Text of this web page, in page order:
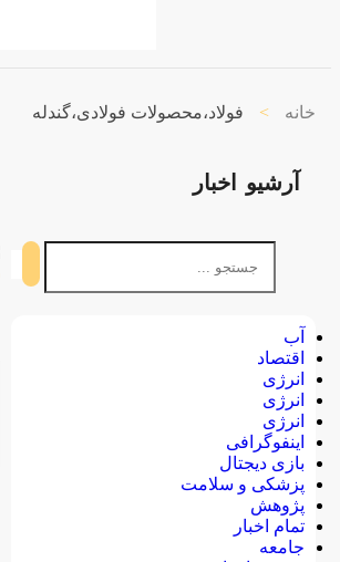
خانه > فولاد،محصولات فولادی،گندله
آرشیو اخبار
آب
اقتصاد
انرژی
انرژی
انرژی
اینفوگرافی
بازی دیجتال
پزشکی و سلامت
پژوهش
تمام اخبار
جامعه